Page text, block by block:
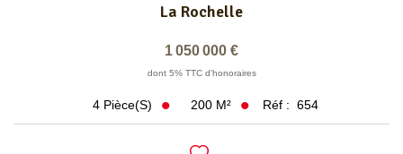
La Rochelle
1 050 000 €
dont 5% TTC d'honoraires
4 Pièce(s) 200 M² Réf : 654